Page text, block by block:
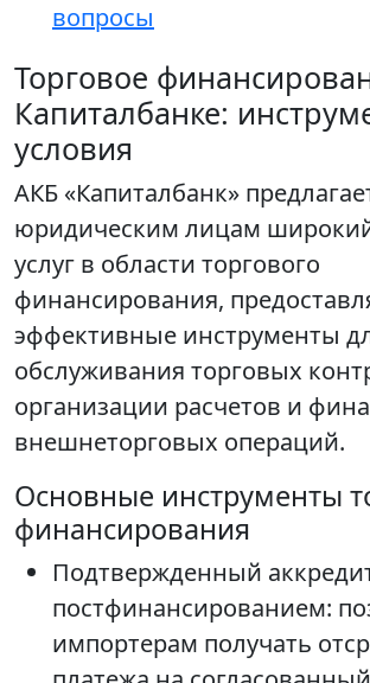
вопросы
Торговое
Капиталбанке:
условия
АКБ «Капиталбанк»
юридическим лицам
услуг в области торгового
финансирования,
эффективные инструменты
обслуживания торговых
организации расчетов и
внешнеторговых операций.
Основные инструменты
финансирования
Подтвержденный
постфинансированием:
импортерам получать